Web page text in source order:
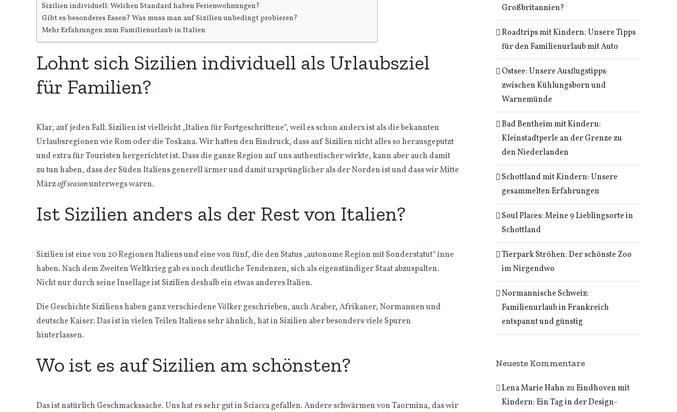
Sizilien individuell: Welchen Standard haben Ferienwohnungen?
Gibt es besonderes Essen? Was muss man auf Sizilien unbedingt probieren?
Mehr Erfahrungen zum Familienurlaub in Italien
Lohnt sich Sizilien individuell als Urlaubsziel
für Familien?
Klar, auf jeden Fall. Sizilien ist vielleicht „Italien für Fortgeschrittene“, weil es schon anders ist als die bekannten
Urlaubsregionen wie Rom oder die Toskana. Wir hatten den Eindruck, dass auf Sizilien nicht alles so herausgeputzt
und extra für Touristen hergerichtet ist. Dass die ganze Region auf uns authentischer wirkte, kann aber auch damit
zu tun haben, dass der Süden Italiens generell ärmer und damit ursprünglicher als der Norden ist und dass wir Mitte
Märzoff seasonunterwegs waren.
Ist Sizilien anders als der Rest von Italien?
Sizilien ist eine von 20 Regionen Italiens und eine von fünf, die den Status „autonome Region mit Sonderstatut“ inne
haben. Nach dem Zweiten Weltkrieg gab es noch deutliche Tendenzen, sich als eigenständiger Staat abzuspalten.
Nicht nur durch seine Insellage ist Sizilien deshalb ein etwas anderes Italien.
Die Geschichte Siziliens haben ganz verschiedene Völker geschrieben, auch Araber, Afrikaner, Normannen und
deutsche Kaiser. Das ist in vielen Teilen Italiens sehr ähnlich, hat in Sizilien aber besonders viele Spuren
hinterlassen.
Wo ist es auf Sizilien am schönsten?
Das ist natürlich Geschmackssache. Uns hat es sehr gut in Sciacca gefallen. Andere schwärmen von Taormina, das wir
Großbritannien?
Roadtrips mit Kindern: Unsere Tipps
für den Familienurlaub mit Auto
Ostsee: Unsere Ausflugstipps
zwischen Kühlungsborn und
Warnemünde
Bad Bentheim mit Kindern:
Kleinstadtperle an der Grenze zu
den Niederlanden
Schottland mit Kindern: Unsere
gesammelten Erfahrungen
Soul Places: Meine 9 Lieblingsorte in
Schottland
Tierpark Ströhen: Der schönste Zoo
im Nirgendwo
Normannische Schweiz:
Familienurlaub in Frankreich
entspannt und günstig
Neueste Kommentare
Lena Marie HahnzuEindhoven mit
Kindern: Ein Tag in der Design-